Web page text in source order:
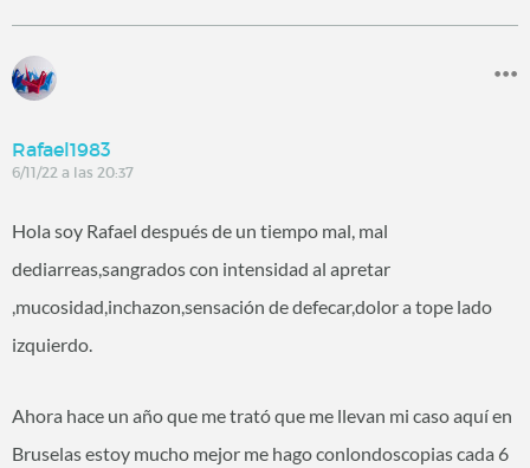
Rafael1983
6/11/22 a las 20:37
Hola soy Rafael después de un tiempo mal, mal
dediarreas,sangrados con intensidad al apretar
,mucosidad,inchazon,sensación de defecar,dolor a tope lado
izquierdo.
Ahora hace un año que me trató que me llevan mi caso aquí en
Bruselas estoy mucho mejor me hago conlondoscopias cada 6